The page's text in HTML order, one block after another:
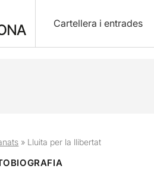
Cartellera i entrades
» Lluita per la llibertat